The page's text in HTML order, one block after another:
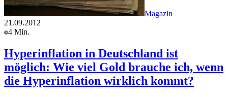
Magazin
21.09.2012
4 Min.
Hyperinflation in Deutschland ist
möglich: Wie viel Gold brauche ich, wenn
die Hyperinflation wirklich kommt?